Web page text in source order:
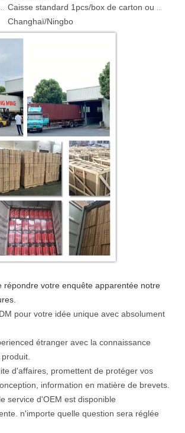
Caisse standard 1pcs/box de carton ou de contreplaqué d'exportation
Changhaï/Ningbo
répondre votre enquête apparentée notre
pour votre idée unique avec absolument
étranger avec la connaissance
d'affaires, promettent de protéger vos
information en matière de brevets.
service d'OEM est disponible
n'importe quelle question sera réglée